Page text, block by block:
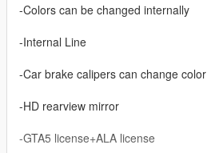
-Colors can be changed internally
-Internal Line
-Car brake calipers can change color
-HD rearview mirror
-GTA5 license+ALA license